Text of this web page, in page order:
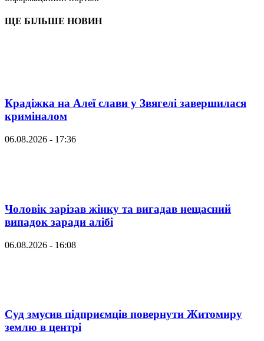
ЩЕ БІЛЬШЕ НОВИН
Крадіжка на Алеї слави у Звягелі завершилася
криміналом
06.08.2026 - 17:36
Чоловік зарізав жінку та вигадав нещасний
випадок заради алібі
06.08.2026 - 16:08
Суд змусив підприємців повернути Житомиру
землю в центрі